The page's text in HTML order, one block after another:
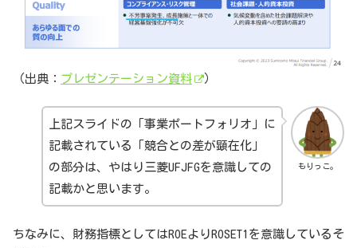
（出典： プレゼンテーション資料 ）
もりっこ。
上記スライドの「事業ポートフォリオ」に
記載されている「競合との差が顕在化」
の部分は、やはり三菱UFJFGを意識しての
記載かと思います。
ちなみに、財務指標としてはROEよりROSET1を意識しているそ